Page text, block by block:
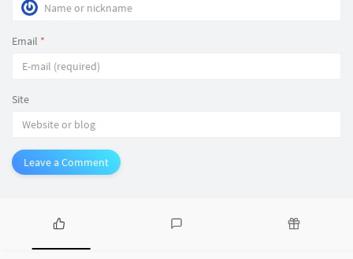
Email *
Site
Leave a Comment
P